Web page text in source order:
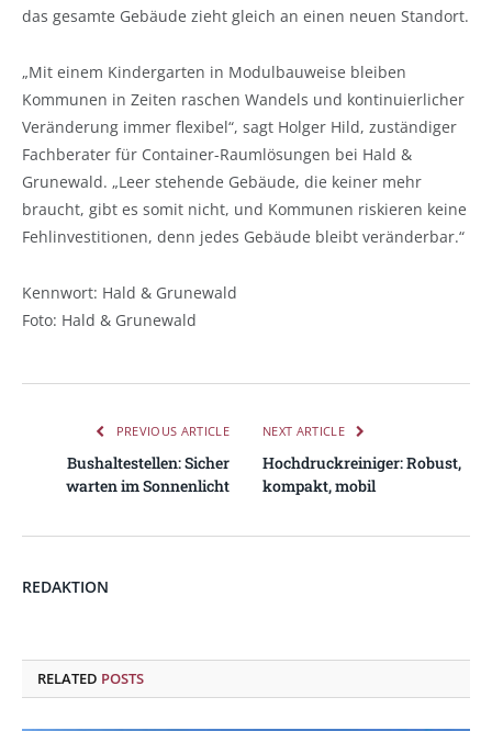
das gesamte Gebäude zieht gleich an einen neuen Standort.
„Mit einem Kindergarten in Modulbauweise bleiben
Kommunen in Zeiten raschen Wandels und kontinuierlicher
Veränderung immer flexibel“, sagt Holger Hild, zuständiger
Fachberater für Container-Raumlösungen bei Hald &
Grunewald. „Leer stehende Gebäude, die keiner mehr
braucht, gibt es somit nicht, und Kommunen riskieren keine
Fehlinvestitionen, denn jedes Gebäude bleibt veränderbar.“
Kennwort: Hald & Grunewald
Foto: Hald & Grunewald
PREVIOUS ARTICLE
Bushaltestellen: Sicher
warten im Sonnenlicht
NEXT ARTICLE
Hochdruckreiniger: Robust,
kompakt, mobil
REDAKTION
RELATED POSTS